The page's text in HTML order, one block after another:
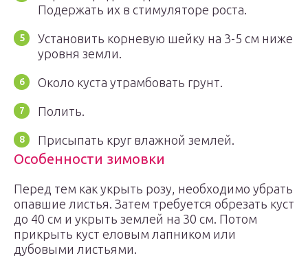
Подержать их в стимуляторе роста.
Установить корневую шейку на 3-5 см ниже
уровня земли.
Около куста утрамбовать грунт.
Полить.
Присыпать круг влажной землей.
Особенности зимовки
Перед тем как укрыть розу, необходимо убрать
опавшие листья. Затем требуется обрезать куст
до 40 см и укрыть землей на 30 см. Потом
прикрыть куст еловым лапником или
дубовыми листьями.